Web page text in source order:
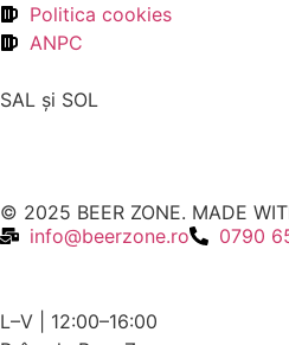
Politica cookies
ANPC
SAL şi SOL
© 2025 BEER ZONE. MADE
info@beerzone.ro
0790
L–V | 12:00–16:00